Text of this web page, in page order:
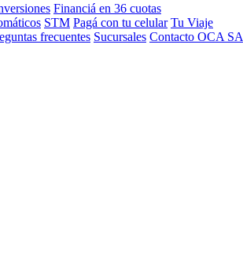
Financiá en 36 cuotas
STM Pagá con tu celular Tu Viaje
frecuentes Sucursales Contacto OCA SA